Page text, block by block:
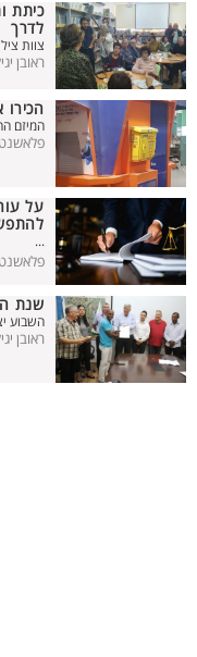
כיתת
לדרך
צוות צילום של
ראובן
המיזם
פלאשנט
על
...
שנת
השבוע
ראובן